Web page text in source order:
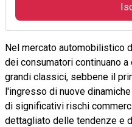
Nel mercato automobilistico
dei consumatori continuano
grandi classici, sebbene il
l'ingresso di nuove
di significativi rischi
dettagliato delle tendenze e